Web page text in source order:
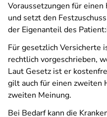
Voraussetzungen für
und setzt den
der Eigenanteil des
Für gesetzlich Versicherte
rechtlich vorgeschrieben,
Laut Gesetz ist er
gilt auch für einen zweiten
zweiten Meinung.
Bei Bedarf kann die